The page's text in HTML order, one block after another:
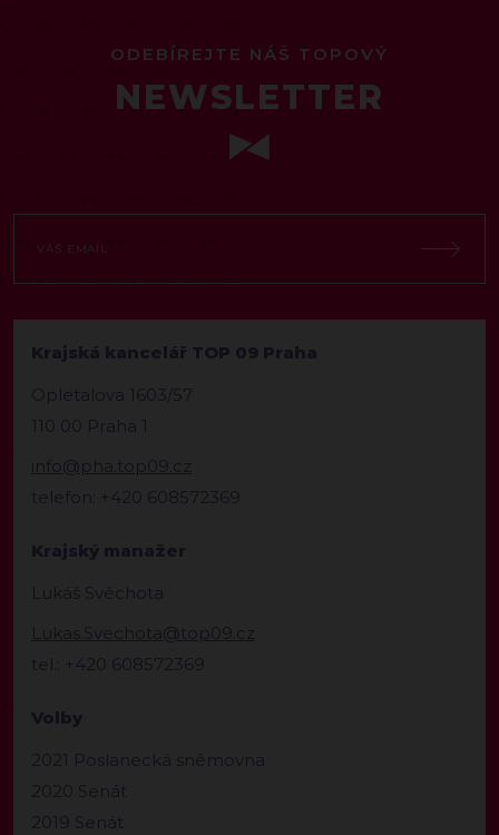
ODEBÍREJTE NÁŠ TOPOVÝ
NEWSLETTER
Krajská kancelář TOP 09 Praha
Opletalova 1603/57
110 00 Praha 1
info@pha.top09.cz
telefon: +420 608572369
Krajský manažer
Lukáš Svěchota
Lukas.Svechota@top09.cz
tel.: +420 608572369
Volby
2021 Poslanecká sněmovna
2020 Senát
2019 Senát